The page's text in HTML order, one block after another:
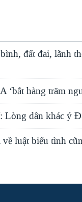
đất đai, lãnh
‘bắt hàng trăm
dân khác ý
luật biểu tình